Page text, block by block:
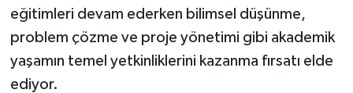
eğitimleri devam ederken bilimsel düşünme,
problem çözme ve proje yönetimi gibi akademik
yaşamın temel yetkinliklerini kazanma fırsatı elde
ediyor.